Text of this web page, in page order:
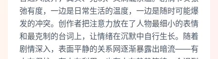
弛有度，一边是日常生活的温度，一边是随时可能爆
发的冲突。创作者把注意力放在了人物最细小的表情
和最克制的台词上，让情绪在沉默中自行生长。随着
剧情深入，表面平静的关系网逐渐暴露出暗流——有